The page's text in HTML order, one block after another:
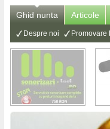
Ghid nunta Articole
Despre noi Promovare